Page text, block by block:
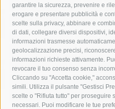
garantire la sicurezza, prevenire e
erogare e presentare pubblicità e
scelte sulla privacy, abbinare e
di dati, collegare diversi dispositivi,
informazioni trasmesse
geolocalizzazione precisi,
informazioni richieste attivamente.
revocare il tuo consenso senza
Cliccando su "Accetta cookie,"
simili. Utilizza il pulsante "Gestisci
scelte o "Rifiuta tutto" per proseguire
necessari. Puoi modificare le tue
fondazione sorrento
gori
lavori
lorenzo balducelli
massimo coppola
Meta
penisola sorrentina
piano di
protezione civile
Regione
sindaco cuomo
sorrento
turismo
Vico Equense villa